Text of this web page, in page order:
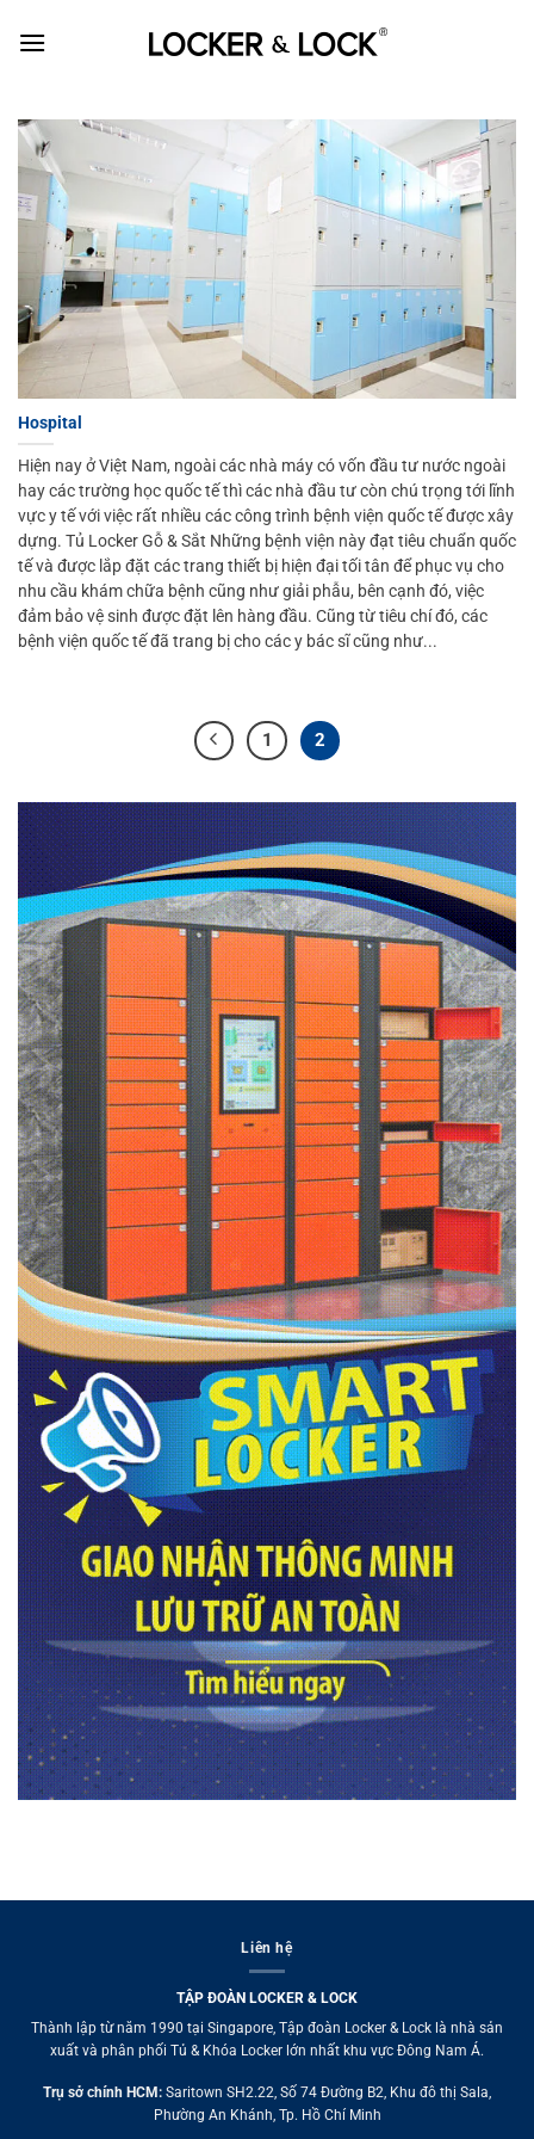
Hospital
Hiện nay ở Việt Nam, ngoài các nhà máy có vốn đầu tư nước ngoài
hay các trường học quốc tế thì các nhà đầu tư còn chú trọng tới lĩnh
vực y tế với việc rất nhiều các công trình bệnh viện quốc tế được xây
dựng. Tủ Locker Gỗ & Sắt Những bệnh viện này đạt tiêu chuẩn quốc
tế và được lắp đặt các trang thiết bị hiện đại tối tân để phục vụ cho
nhu cầu khám chữa bệnh cũng như giải phẫu, bên cạnh đó, việc
đảm bảo vệ sinh được đặt lên hàng đầu. Cũng từ tiêu chí đó, các
bệnh viện quốc tế đã trang bị cho các y bác sĩ cũng như...
1 2
Liên hệ
TẬP ĐOÀN LOCKER & LOCK
Thành lập từ năm 1990 tại Singapore, Tập đoàn Locker & Lock là nhà sản
xuất và phân phối Tủ & Khóa Locker lớn nhất khu vực Đông Nam Á.
Trụ sở chính HCM: Saritown SH2.22, Số 74 Đường B2, Khu đô thị Sala,
Phường An Khánh, Tp. Hồ Chí Minh